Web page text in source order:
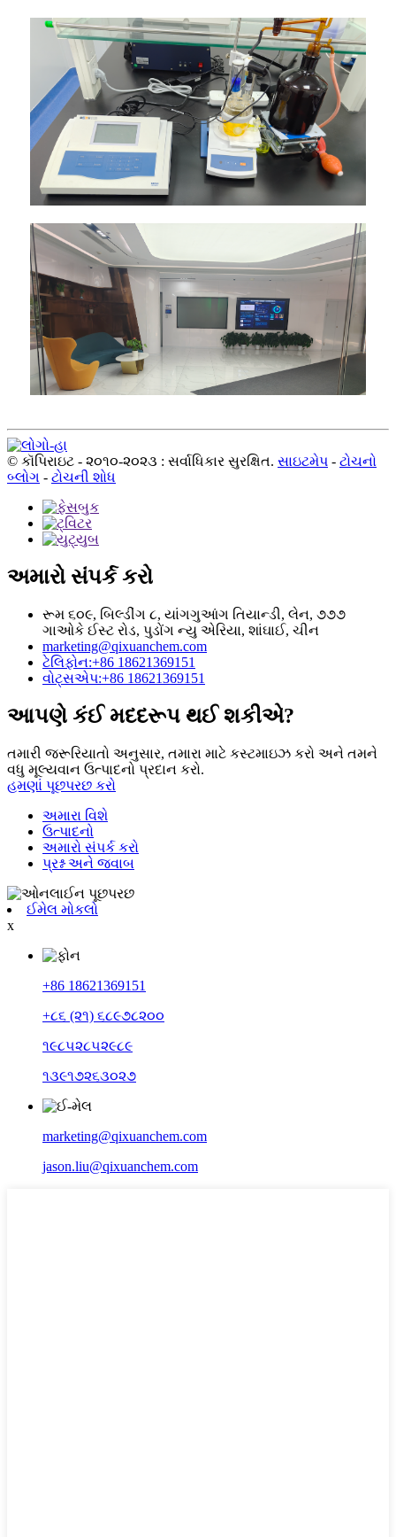
© કૉપિરાઇટ - ૨૦૧૦-૨૦૨૩ : સર્વાધિકાર સુરક્ષિત. સાઇટમેપ - ટોચનો
બ્લોગ - ટોચની શોધ
અમારો સંપર્ક કરો
રૂમ ૬૦૯, બિલ્ડીંગ ૮, યાંગગુઆંગ તિયાન્ડી, લેન, ૭૭૭
ગાઓકે ઈસ્ટ રોડ, પુડોંગ ન્યુ એરિયા, શાંઘાઈ, ચીન
marketing@qixuanchem.com
ટેલિફોન:+86 18621369151
વોટ્સએપ:+86 18621369151
આપણે કંઈ મદદરૂપ થઈ શકીએ?
તમારી જરૂરિયાતો અનુસાર, તમારા માટે કસ્ટમાઇઝ કરો અને તમને
વધુ મૂલ્યવાન ઉત્પાદનો પ્રદાન કરો.
હમણાં પૂછપરછ કરો
અમારા વિશે
ઉત્પાદનો
અમારો સંપર્ક કરો
પ્રશ્ન અને જવાબ
ઈમેલ મોકલો
x
+86 18621369151
+૮૬ (૨૧) ૬૮૯૭૮૨૦૦
૧૯૮૫૨૮૫૨૯૮૯
૧૩૯૧૭૨૬૩૦૨૭
marketing@qixuanchem.com
jason.liu@qixuanchem.com